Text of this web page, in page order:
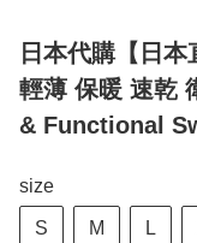
日本代購【日
輕薄 保暖 速乾
& Functional
size
S M L